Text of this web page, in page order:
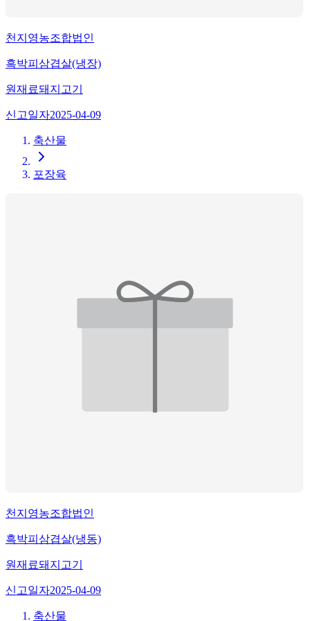
천지영농조합법인
흑박피삼겹살(냉장)
원재료돼지고기
신고일자2025-04-09
축산물
포장육
천지영농조합법인
흑박피삼겹살(냉동)
원재료돼지고기
신고일자2025-04-09
축산물